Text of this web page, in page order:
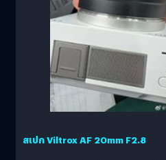
สเปก Viltrox AF 20mm F2.8